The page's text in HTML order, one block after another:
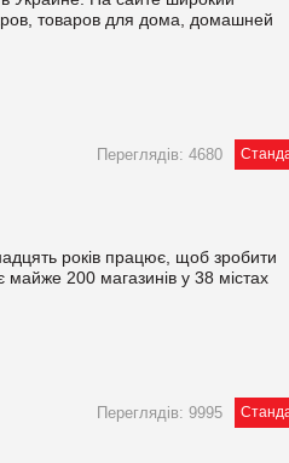
товаров для дома, домашней
Переглядів: 4680
років працює, щоб зробити
200 магазинів у 38 містах
Переглядів: 9995